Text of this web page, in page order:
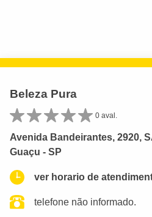
Beleza Pura
0 aval.
Avenida Bandeirantes, 2920,
Guaçu - SP
ver horario de
telefone não informado.